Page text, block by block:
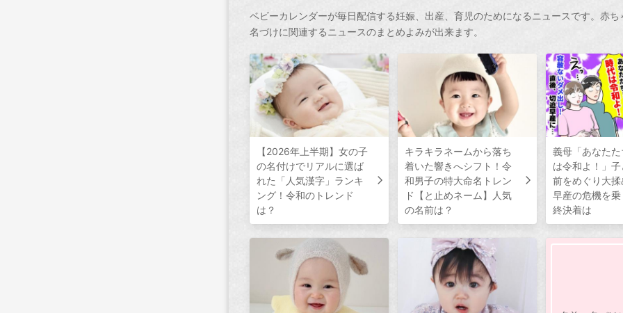
ベビーカレンダーが毎日配信する妊娠、出産、育児のためになるニュースです。赤ち
名づけに関連するニュースのまとめよみが出来ます。
【2026年上半期】女の子
の名付けでリアルに選ば
れた「人気漢字」ランキ
ング！令和のトレンド
は？
キラキラネームから落ち
着いた響きへシフト！令
和男子の特大命名トレン
ド【と止めネーム】人気
の名前は？
義母「あなた
は令和よ！」
前をめぐり大
早産の危機を
終決着は